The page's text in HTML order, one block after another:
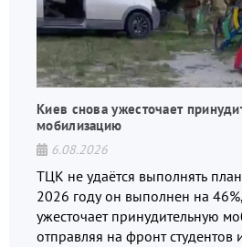
Киев снова ужесточает
мобилизацию
6.08.2026
ТЦК не удаётся выполнять
2026 году он выполнен на
ужесточает принудительную
отправляя на фронт студентов